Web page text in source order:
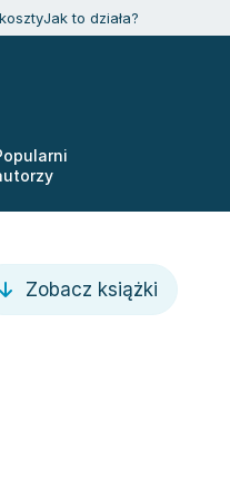
Jak to działa?
Zobacz książki